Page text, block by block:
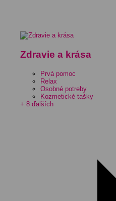
Zdravie a krása
Prvá pomoc
Relax
Osobné potreby
Kozmetické tašky
+ 8 ďalších